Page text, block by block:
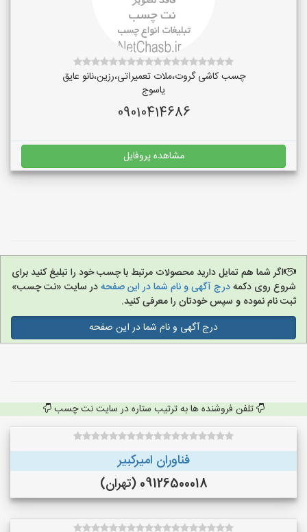
چسب کاشی گروت،ملات تعمیراتی،رزین،نانو عایق
یاسوج
09010414686
مشاهده پروفایل
اگر شما هم تمایل دارید محصولات مرتبط با چسب خود را تبلیغ کنید برای
شروع روی دکمهدرج آگهی و نام شما در این صفحهدر سایت «نت چسب»
ثبت نام نموده و سپس خودتان را معرفی کنید.
درج آگهی و نام شما در این صفحه
تلفن فروشنده ها به ترتیب ستاره در سایت نت چسب
فناوران امیرکبیر
09126500018 (تهران)